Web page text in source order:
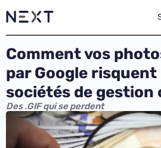
Comment vos
par Google risquent
sociétés de gestion
Des .GIF qui se perdent